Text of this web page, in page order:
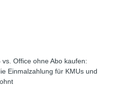
vs. Office ohne Abo kaufen:
Einmalzahlung für KMUs und